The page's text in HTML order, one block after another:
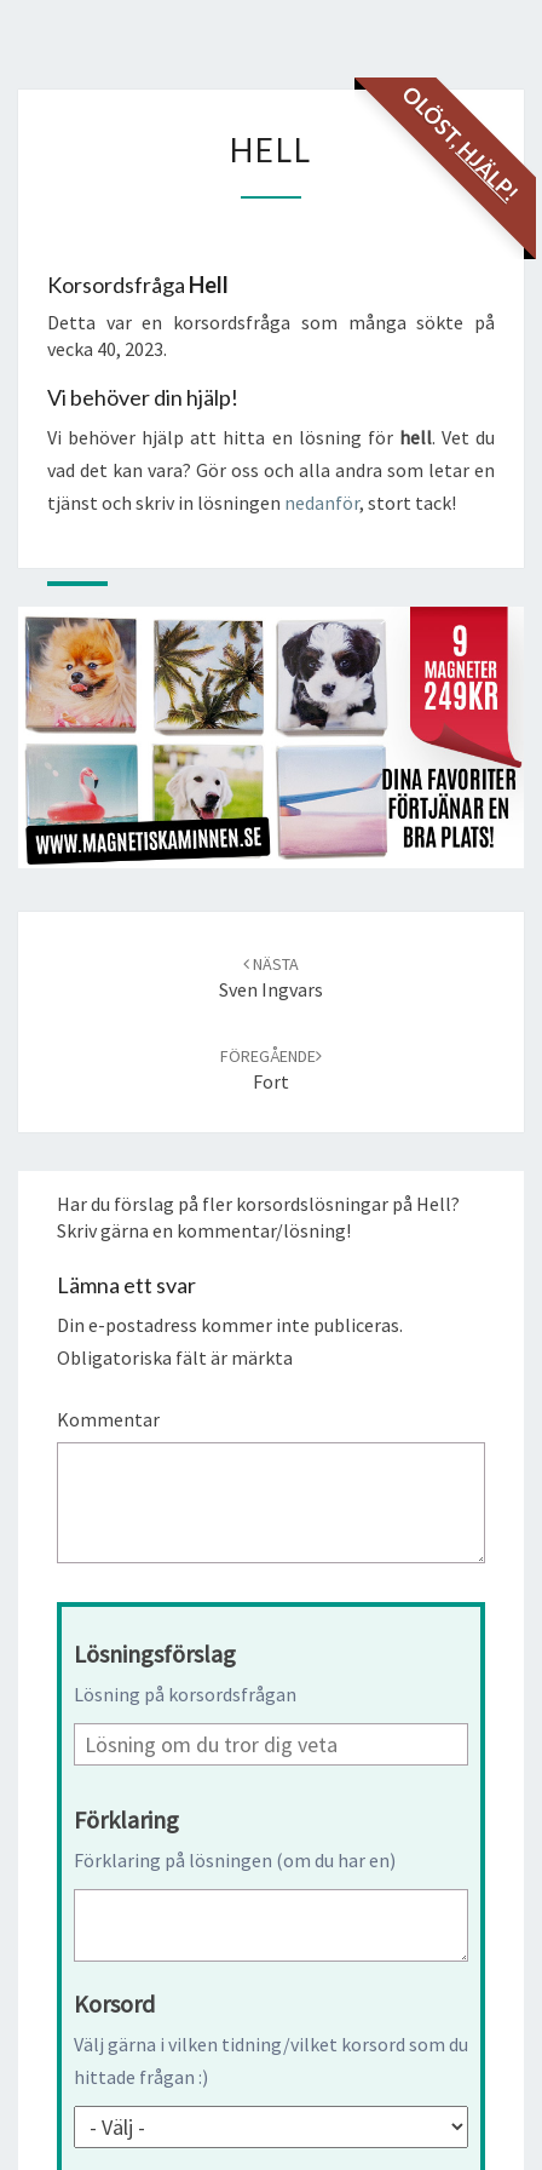
OLÖST,
HJÄLP!
HELL
Korsordsfråga Hell
Detta var en korsordsfråga som många sökte på
vecka 40, 2023.
Vi behöver din hjälp!
Vi behöver hjälp att hitta en lösning för hell. Vet du
vad det kan vara? Gör oss och alla andra som letar en
tjänst och skriv in lösningen nedanför, stort tack!
NÄSTA
Sven Ingvars
FÖREGÅENDE
Fort
Har du förslag på fler korsordslösningar på Hell?
Skriv gärna en kommentar/lösning!
Lämna ett svar
Din e-postadress kommer inte publiceras.
Obligatoriska fält är märkta
Kommentar
Lösningsförslag
Lösning på korsordsfrågan
Förklaring
Förklaring på lösningen (om du har en)
Korsord
Välj gärna i vilken tidning/vilket korsord som du
hittade frågan :)